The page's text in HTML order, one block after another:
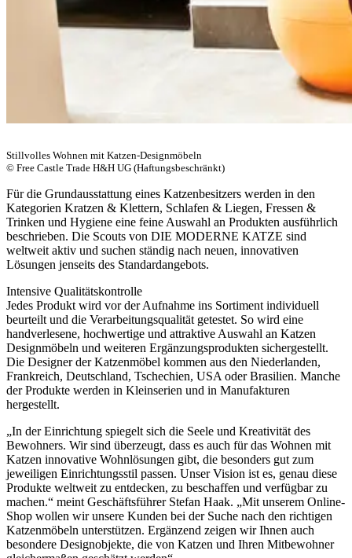
Stillvolles Wohnen mit Katzen-Designmöbeln
© Free Castle Trade H&H UG (Haftungsbeschränkt)
Für die Grundausstattung eines Katzenbesitzers werden in den
Kategorien Kratzen & Klettern, Schlafen & Liegen, Fressen &
Trinken und Hygiene eine feine Auswahl an Produkten ausführlich
beschrieben. Die Scouts von DIE MODERNE KATZE sind
weltweit aktiv und suchen ständig nach neuen, innovativen
Lösungen jenseits des Standardangebots.
Intensive Qualitätskontrolle
Jedes Produkt wird vor der Aufnahme ins Sortiment individuell
beurteilt und die Verarbeitungsqualität getestet. So wird eine
handverlesene, hochwertige und attraktive Auswahl an Katzen
Designmöbeln und weiteren Ergänzungsprodukten sichergestellt.
Die Designer der Katzenmöbel kommen aus den Niederlanden,
Frankreich, Deutschland, Tschechien, USA oder Brasilien. Manche
der Produkte werden in Kleinserien und in Manufakturen
hergestellt.
„In der Einrichtung spiegelt sich die Seele und Kreativität des
Bewohners. Wir sind überzeugt, dass es auch für das Wohnen mit
Katzen innovative Wohnlösungen gibt, die besonders gut zum
jeweiligen Einrichtungsstil passen. Unser Vision ist es, genau diese
Produkte weltweit zu entdecken, zu beschaffen und verfügbar zu
machen.“ meint Geschäftsführer Stefan Haak. „Mit unserem Online-
Shop wollen wir unsere Kunden bei der Suche nach den richtigen
Katzenmöbeln unterstützen. Ergänzend zeigen wir Ihnen auch
besondere Designobjekte, die von Katzen und Ihren Mitbewohner